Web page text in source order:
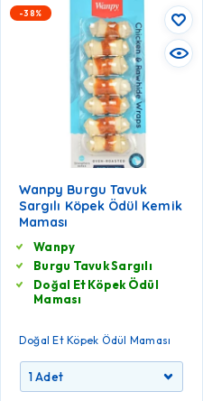
-38%
Wanpy Burgu Tavuk
Sargılı Köpek Ödül Kemik
Maması
Wanpy
Burgu Tavuk Sargılı
Doğal Et Köpek Ödül
Maması
Doğal Et Köpek Ödül Maması